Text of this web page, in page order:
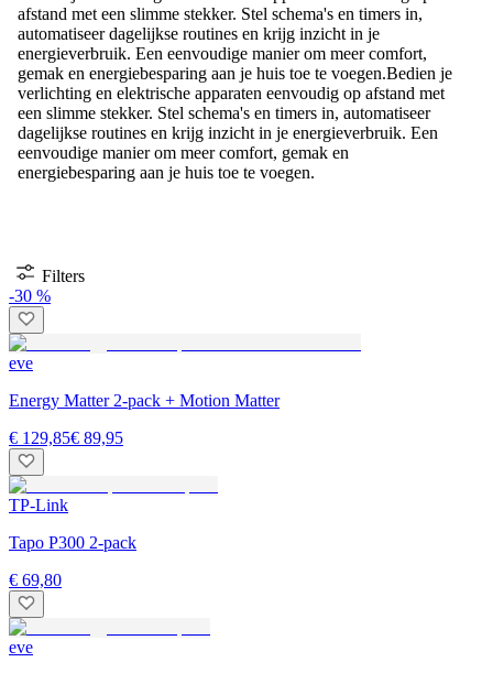
afstand met een slimme stekker. Stel schema's en timers in,
automatiseer dagelijkse routines en krijg inzicht in je
energieverbruik. Een eenvoudige manier om meer comfort,
gemak en energiebesparing aan je huis toe te voegen.Bedien je
verlichting en elektrische apparaten eenvoudig op afstand met
een slimme stekker. Stel schema's en timers in, automatiseer
dagelijkse routines en krijg inzicht in je energieverbruik. Een
eenvoudige manier om meer comfort, gemak en
energiebesparing aan je huis toe te voegen.
Filters
-30 %
eve
Energy Matter 2-pack + Motion Matter
€ 129,85€ 89,95
TP-Link
Tapo P300 2-pack
€ 69,80
eve